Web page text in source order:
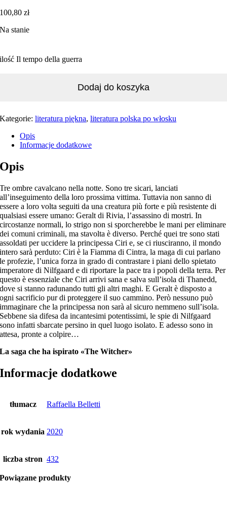
100,80zł
Na stanie
ilość Il tempo della guerra
Dodaj do koszyka
Kategorie:literatura piękna,literatura polska po włosku
Opis
Informacje dodatkowe
Opis
Tre ombre cavalcano nella notte. Sono tre sicari, lanciati
all’inseguimento della loro prossima vittima. Tuttavia non sanno di
essere a loro volta seguiti da una creatura più forte e più resistente di
qualsiasi essere umano: Geralt di Rivia, l’assassino di mostri. In
circostanze normali, lo strigo non si sporcherebbe le mani per eliminare
dei comuni criminali, ma stavolta è diverso. Perché quei tre sono stati
assoldati per uccidere la principessa Ciri e, se ci riusciranno, il mondo
intero sarà perduto: Ciri è la Fiamma di Cintra, la maga di cui parlano
le profezie, l’unica forza in grado di contrastare i piani dello spietato
imperatore di Nilfgaard e di riportare la pace tra i popoli della terra. Per
questo è essenziale che Ciri arrivi sana e salva sull’isola di Thanedd,
dove si stanno radunando tutti gli altri maghi. E Geralt è disposto a
ogni sacrificio pur di proteggere il suo cammino. Però nessuno può
immaginare che la principessa non sarà al sicuro nemmeno sull’isola.
Sebbene sia difesa da incantesimi potentissimi, le spie di Nilfgaard
sono infatti sbarcate persino in quel luogo isolato. E adesso sono in
attesa, pronte a colpire…
La saga che ha ispirato «The Witcher»
Informacje dodatkowe
tłumacz Raffaella Belletti
rok wydania 2020
liczba stron 432
Powiązane produkty